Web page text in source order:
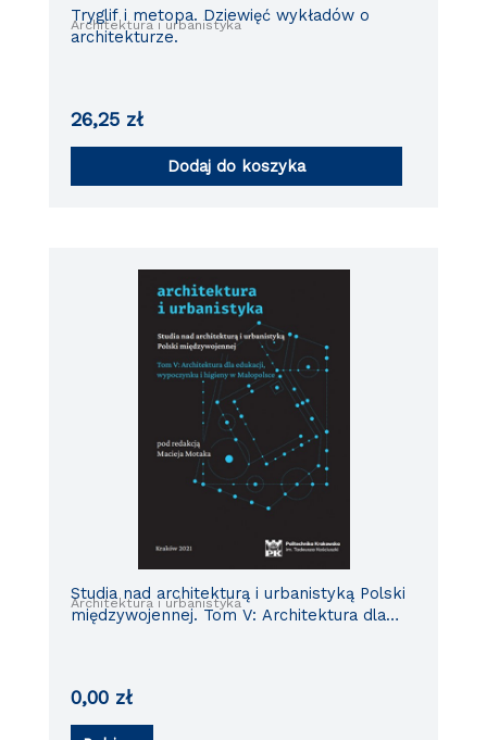
Architektura i urbanistyka
Tryglif i metopa. Dziewięć wykładów o
architekturze.
26,25 zł
Dodaj do koszyka
Architektura i urbanistyka
Studia nad architekturą i urbanistyką Polski
międzywojennej. Tom V: Architektura dla
0,00 zł